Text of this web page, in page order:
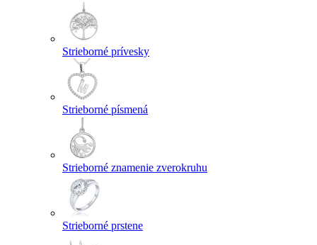
Strieborné prívesky
Strieborné písmená
Strieborné znamenie zverokruhu
Strieborné prstene